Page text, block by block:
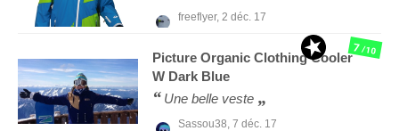
freeflyer, 2 déc. 17
Picture Organic Clothing Cooler
W Dark Blue
Une belle veste
Sassou38, 7 déc. 17
7/10